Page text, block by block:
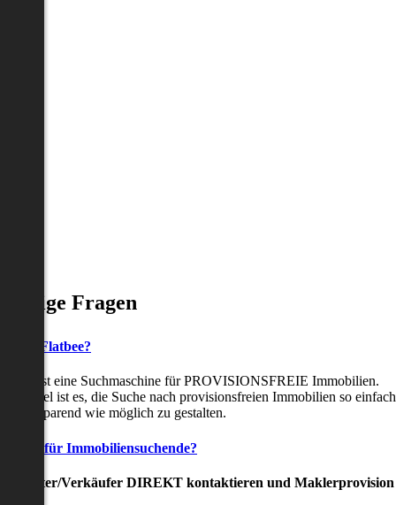
Fragen
ist Flatbee?
ist eine Suchmaschine für PROVISIONSFREIE Immobilien.
Ziel ist es, die Suche nach provisionsfreien Immobilien so einfach
zeitsparend wie möglich zu gestalten.
für Immobiliensuchende?
Verkäufer DIREKT kontaktieren und Maklerprovision